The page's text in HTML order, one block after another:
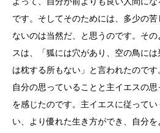
です。そしてそのためには、多少の
ないのは当然だ、と思うのです。そ
スは、「狐には穴があり、空の鳥に
は枕する所もない」と言われたのです
自分の思っていることと主イエスの
を感じたのです。主イエスに従って
い、より優れた生き方ができ、自分を